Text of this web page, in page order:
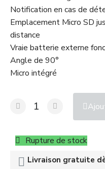
Notification en cas de
Emplacement Micro SD
distance
Vraie batterie externe
Angle de 90°
Micro intégré
Rupture de stock
Livraison gratuite